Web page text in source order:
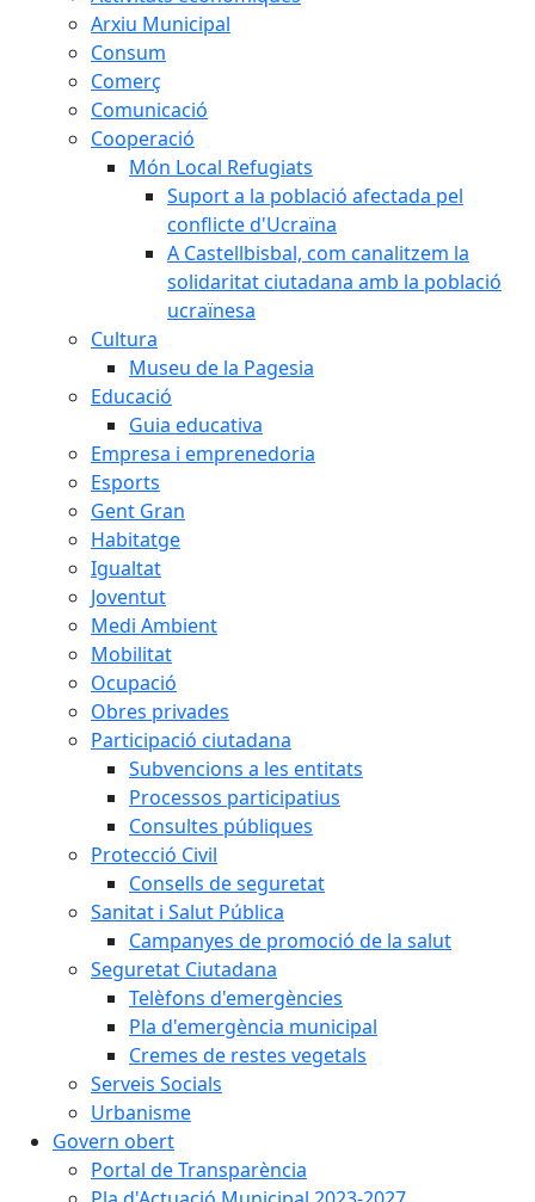
Arxiu Municipal
Consum
Comerç
Comunicació
Cooperació
Món Local Refugiats
Suport a la població afectada pel
conflicte d'Ucraïna
A Castellbisbal, com canalitzem la
solidaritat ciutadana amb la població
ucraïnesa
Cultura
Museu de la Pagesia
Educació
Guia educativa
Empresa i emprenedoria
Esports
Gent Gran
Habitatge
Igualtat
Joventut
Medi Ambient
Mobilitat
Ocupació
Obres privades
Participació ciutadana
Subvencions a les entitats
Processos participatius
Consultes públiques
Protecció Civil
Consells de seguretat
Sanitat i Salut Pública
Campanyes de promoció de la salut
Seguretat Ciutadana
Telèfons d'emergències
Pla d'emergència municipal
Cremes de restes vegetals
Serveis Socials
Urbanisme
Govern obert
Portal de Transparència